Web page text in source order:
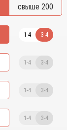
свыше 200
1-4 3-4
1-4 3-4
1-4 3-4
1-4 3-4